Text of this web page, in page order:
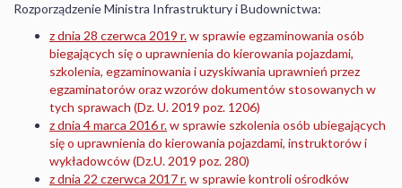
Rozporządzenie Ministra Infrastruktury i Budownictwa:
z dnia 28 czerwca 2019 r.w sprawie egzaminowania osób
biegających się o uprawnienia do kierowania pojazdami,
szkolenia, egzaminowania i uzyskiwania uprawnień przez
egzaminatorów oraz wzorów dokumentów stosowanych w
tych sprawach (Dz. U. 2019 poz. 1206)
z dnia 4 marca 2016 r.w sprawie szkolenia osób ubiegających
się o uprawnienia do kierowania pojazdami, instruktorów i
wykładowców (Dz.U. 2019 poz. 280)
z dnia 22 czerwca 2017 r.w sprawie kontroli ośrodków